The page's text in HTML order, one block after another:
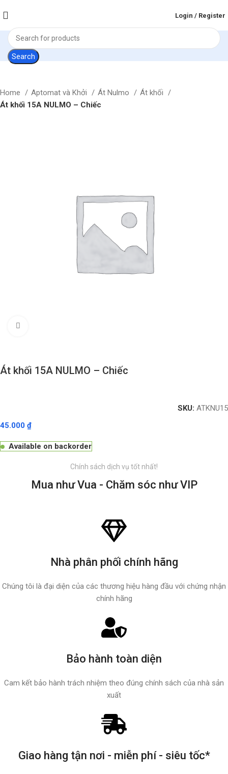
Login / Register
Search
Home Aptomat và Khởi Át Nulmo
Át khối
Át khối 15A NULMO – Chiếc
Át khối 15A NULMO – Chiếc
SKU: ATKNU15
45.000₫
Available on backorder
Chính sách dịch vụ tốt nhất!
Mua như Vua - Chăm sóc như VIP
Nhà phân phối chính hãng
Chúng tôi là đại diện của các thương hiệu hàng đầu với chứng nhận
chính hãng
Bảo hành toàn diện
Cam kết bảo hành trách nhiệm theo đúng chính sách của nhà sản
xuất
Giao hàng tận nơi - miễn phí - siêu tốc*